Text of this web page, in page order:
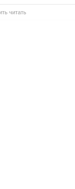
читать